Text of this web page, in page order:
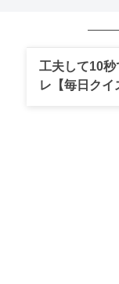
工夫して10秒
レ【毎日クイ